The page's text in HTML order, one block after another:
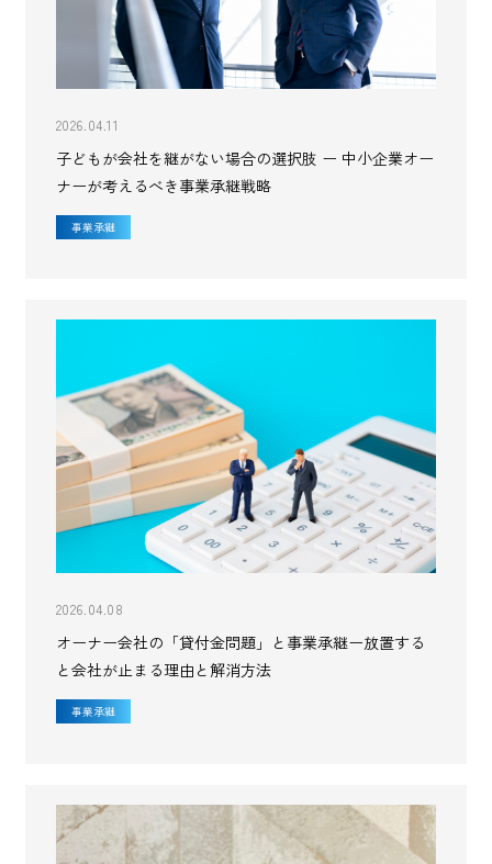
子どもが会社を継がない場合の選択肢 ー 中小企業オー
ナーが考えるべき事業承継戦略
2026.04.11
事業承継
オーナー会社の「貸付金問題」と事業承継ー放置する
と会社が止まる理由と解消方法
2026.04.08
事業承継